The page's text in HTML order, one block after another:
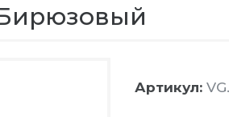
Бирюзовый
Артикул: